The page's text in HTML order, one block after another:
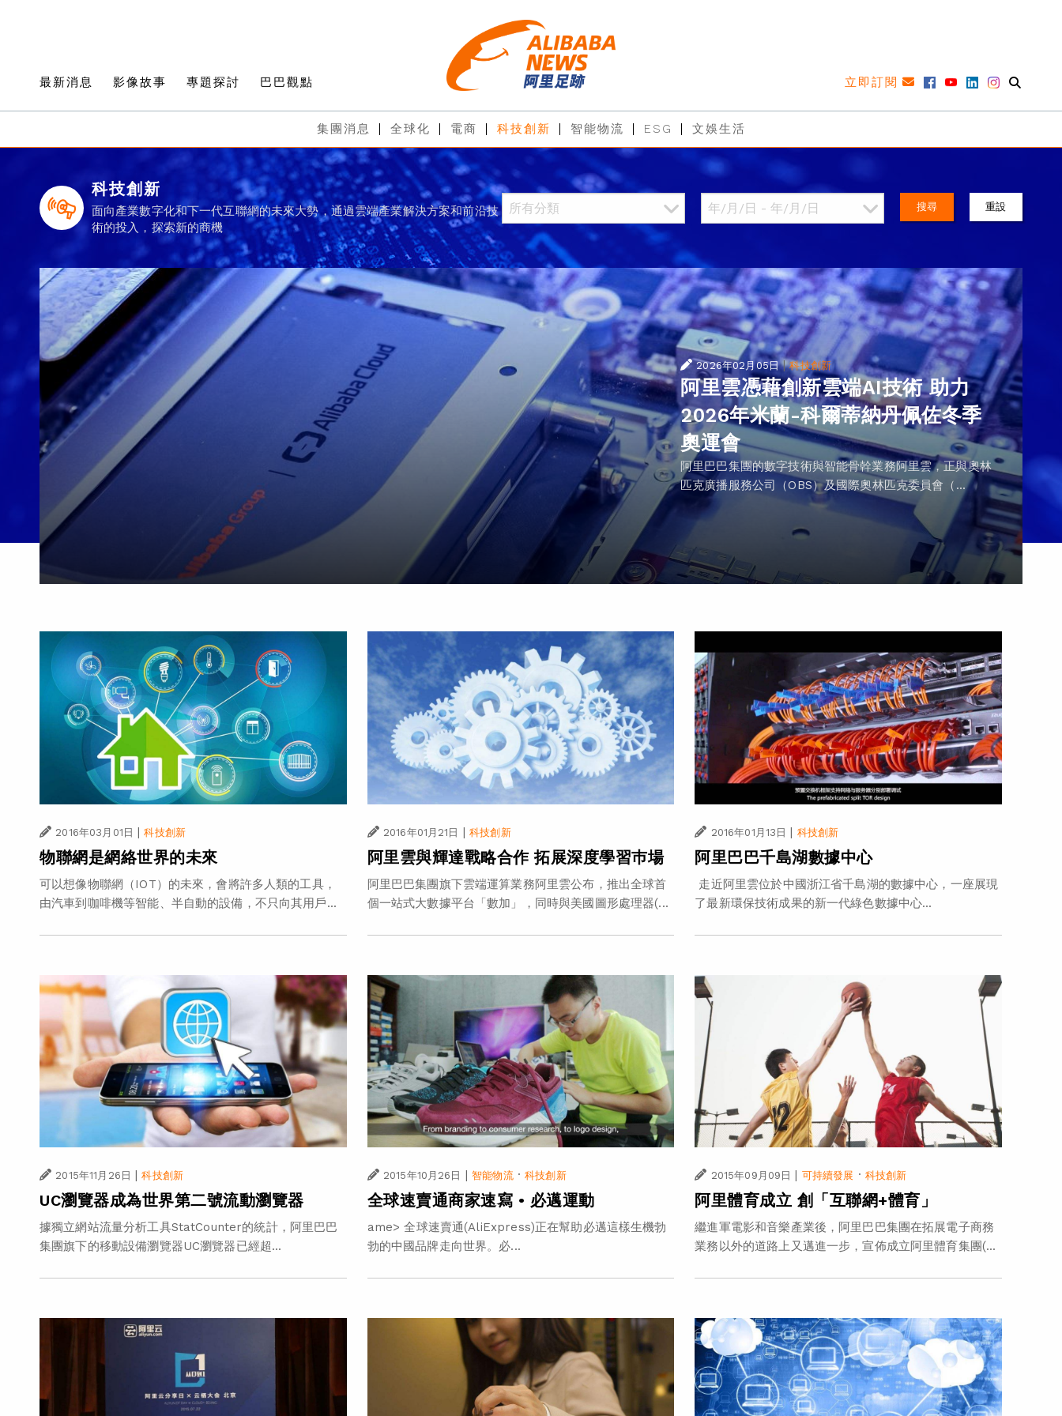
最新消息 影像故事 專題探討 巴巴觀點 立即訂閱
集團消息 全球化 電商 科技創新 智能物流 ESG 文娛生活
科技創新
面向產業數字化和下一代互聯網的未來大勢，通過雲端產業解決方案和前沿技
術的投入，探索新的商機
搜尋 重設
2026年02月05日 |科技創新
阿里雲憑藉創新雲端AI技術 助力
2026年米蘭-科爾蒂納丹佩佐冬季
奧運會
阿里巴巴集團的數字技術與智能骨幹業務阿里雲，正與奧林
匹克廣播服務公司（OBS）及國際奧林匹克委員會（...
2016年03月01日 | 科技創新
物聯網是網絡世界的未來
可以想像物聯網（IOT）的未來，會將許多人類的工具，
由汽車到咖啡機等智能、半自動的設備，不只向其用戶...
2016年01月21日 | 科技創新
阿里雲與輝達戰略合作 拓展深度學習巿場
阿里巴巴集團旗下雲端運算業務阿里雲公布，推出全球首
個一站式大數據平台「數加」，同時與美國圖形處理器(...
2016年01月13日 | 科技創新
阿里巴巴千島湖數據中心
走近阿里雲位於中國浙江省千島湖的數據中心，一座展現
了最新環保技術成果的新一代綠色數據中心...
2015年11月26日 | 科技創新
UC瀏覽器成為世界第二號流動瀏覽器
據獨立網站流量分析工具StatCounter的統計，阿里巴巴
集團旗下的移動設備瀏覽器UC瀏覽器已經超...
2015年10月26日 | 智能物流·科技創新
全球速賣通商家速寫 • 必邁運動
ame> 全球速賣通(AliExpress)正在幫助必邁這樣生機勃
勃的中國品牌走向世界。必...
2015年09月09日 | 可持續發展 · 科技創新
阿里體育成立 創「互聯網+體育」
繼進軍電影和音樂產業後，阿里巴巴集團在拓展電子商務
業務以外的道路上又邁進一步，宣佈成立阿里體育集團(...